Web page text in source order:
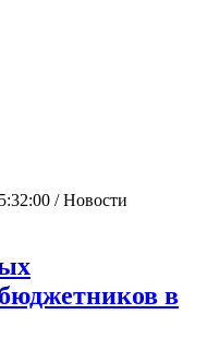
/ Новости
в